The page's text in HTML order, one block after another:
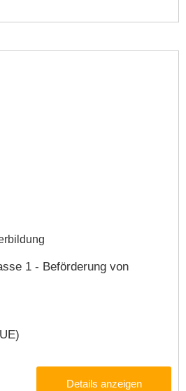
1 - Beförderung von
Details anzeigen